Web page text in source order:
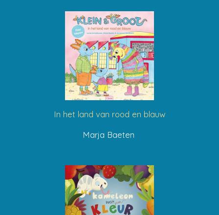
In het land van rood en blauw
Marja Baeten